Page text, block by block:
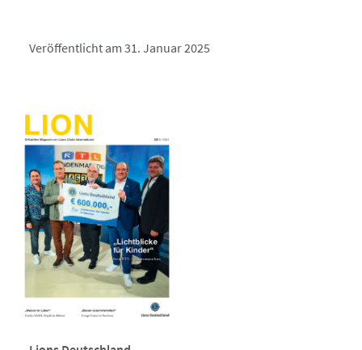
Veröffentlicht am 31. Januar 2025